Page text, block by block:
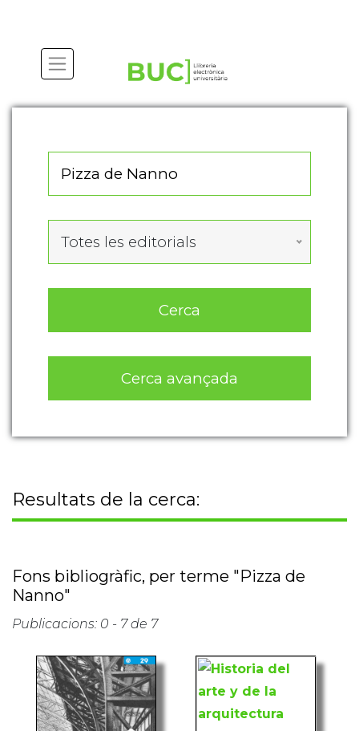
Totes les editorials
Cerca
Cerca avançada
Resultats de la cerca:
Fons bibliogràfic, per terme "Pizza de
Nanno"
Publicacions: 0 - 7 de 7